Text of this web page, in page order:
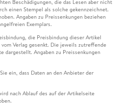
Beschädigungen, die das Lesen aber nicht
einen Stempel als solche gekennzeichnet.
Angaben zu Preissenkungen beziehen
Exemplars.
die Preisbindung dieser Artikel
Verlag gesenkt. Die jeweils zutreffende
dargestellt. Angaben zu Preissenkungen
ein, dass Daten an den Anbieter der
nach Ablauf des auf der Artikelseite